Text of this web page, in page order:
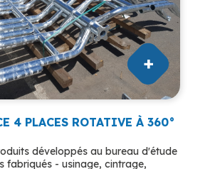
4 PLACES ROTATIVE À 360°
développés au bureau d'étude
fabriqués - usinage, cintrage,